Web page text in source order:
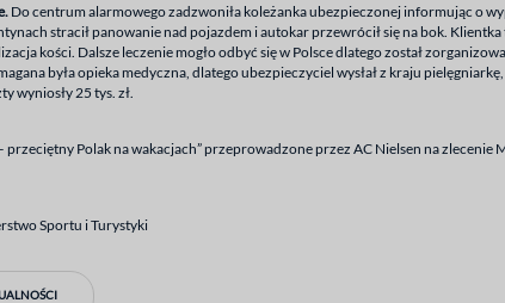
Do centrum alarmowego zadzwoniła koleżanka ubezpieczonej informując o
stracił panowanie nad pojazdem i autokar przewrócił się na bok.
kości. Dalsze leczenie mogło odbyć się w Polsce dlatego został
była opieka medyczna, dlatego ubezpieczyciel wysłał z kraju
wyniosły 25 tys. zł.
przeciętny Polak na wakacjach” przeprowadzone przez AC Nielsen na zlecenie
Sportu i Turystyki